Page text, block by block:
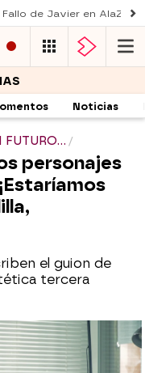
Fallo de Javier en AlaZ
Noticias
personajes
el guion de
tercera